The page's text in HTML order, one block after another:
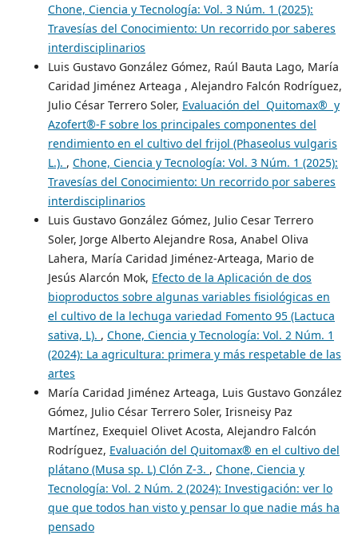
Chone, Ciencia y Tecnología: Vol. 3 Núm. 1 (2025):
Travesías del Conocimiento: Un recorrido por saberes
interdisciplinarios
Luis Gustavo González Gómez, Raúl Bauta Lago, María
Caridad Jiménez Arteaga , Alejandro Falcón Rodríguez,
Julio César Terrero Soler, Evaluación del Quitomax® y
Azofert®-F sobre los principales componentes del
rendimiento en el cultivo del frijol (Phaseolus vulgaris
L.). , Chone, Ciencia y Tecnología: Vol. 3 Núm. 1 (2025):
Travesías del Conocimiento: Un recorrido por saberes
interdisciplinarios
Luis Gustavo González Gómez, Julio Cesar Terrero
Soler, Jorge Alberto Alejandre Rosa, Anabel Oliva
Lahera, María Caridad Jiménez-Arteaga, Mario de
Jesús Alarcón Mok, Efecto de la Aplicación de dos
bioproductos sobre algunas variables fisiológicas en
el cultivo de la lechuga variedad Fomento 95 (Lactuca
sativa, L). , Chone, Ciencia y Tecnología: Vol. 2 Núm. 1
(2024): La agricultura: primera y más respetable de las
artes
María Caridad Jiménez Arteaga, Luis Gustavo González
Gómez, Julio César Terrero Soler, Irisneisy Paz
Martínez, Exequiel Olivet Acosta, Alejandro Falcón
Rodríguez, Evaluación del Quitomax® en el cultivo del
plátano (Musa sp. L) Clón Z-3. , Chone, Ciencia y
Tecnología: Vol. 2 Núm. 2 (2024): Investigación: ver lo
que que todos han visto y pensar lo que nadie más ha
pensado